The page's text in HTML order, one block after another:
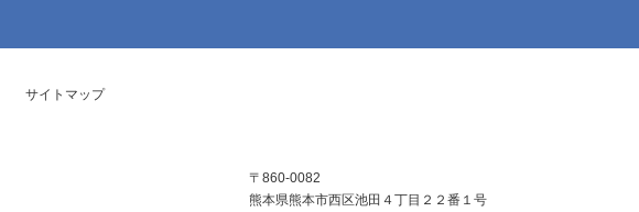
サイトマップ
〒860-0082
熊本県熊本市西区池田４丁目２２番１号